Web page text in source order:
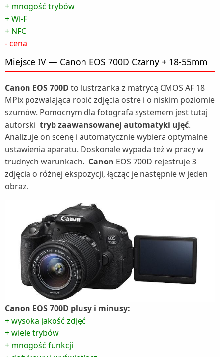
+ mnogość trybów
+ Wi-Fi
+ NFC
- cena
Miejsce IV — Canon EOS 700D Czarny + 18-55mm
Canon EOS 700D to lustrzanka z matrycą CMOS AF 18
MPix pozwalająca robić zdjęcia ostre i o niskim poziomie
szumów. Pomocnym dla fotografa systemem jest tutaj
autorski tryb zaawansowanej automatyki ujęć.
Analizuje on scenę i automatycznie wybiera optymalne
ustawienia aparatu. Doskonale wypada też w pracy w
trudnych warunkach. Canon EOS 700D rejestruje 3
zdjęcia o różnej ekspozycji, łącząc je następnie w jeden
obraz.
Canon EOS 700D plusy i minusy:
+ wysoka jakość zdjęć
+ wiele trybów
+ mnogość funkcji